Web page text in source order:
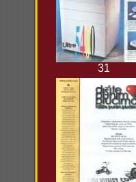
31